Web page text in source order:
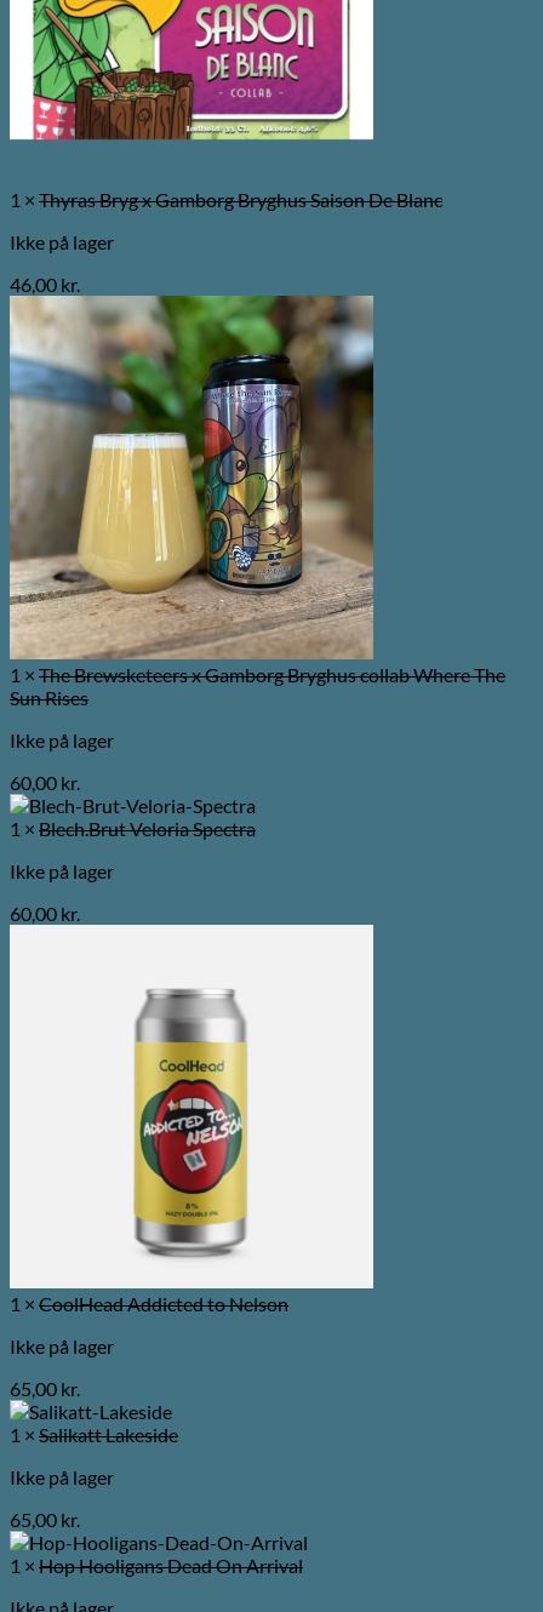
1 × Thyras Bryg x Gamborg Bryghus Saison De Blanc
Ikke på lager
46,00 kr.
1 × The Brewsketeers x Gamborg Bryghus collab Where The
Sun Rises
Ikke på lager
60,00 kr.
1 × Blech.Brut Veloria Spectra
Ikke på lager
60,00 kr.
1 × CoolHead Addicted to Nelson
Ikke på lager
65,00 kr.
1 × Salikatt Lakeside
Ikke på lager
65,00 kr.
1 × Hop Hooligans Dead On Arrival